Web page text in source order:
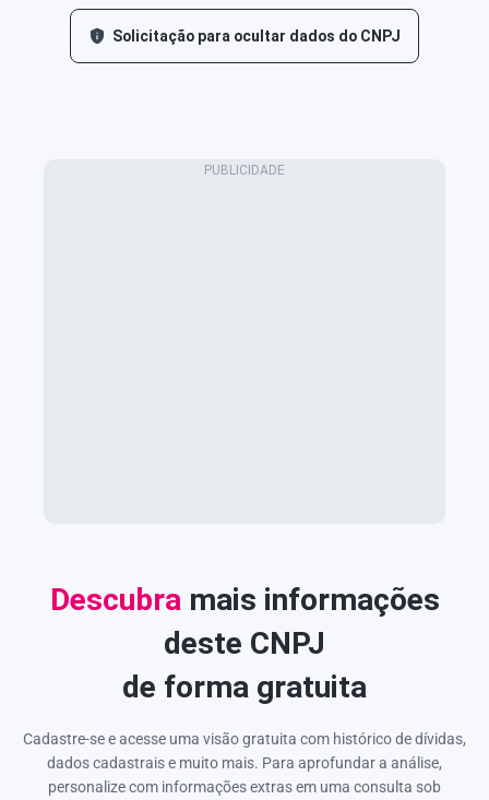
Solicitação para ocultar dados do CNPJ
Descubra mais informações
deste CNPJ
de forma gratuita
Cadastre-se e acesse uma visão gratuita com histórico de dívidas,
dados cadastrais e muito mais. Para aprofundar a análise,
personalize com informações extras em uma consulta sob